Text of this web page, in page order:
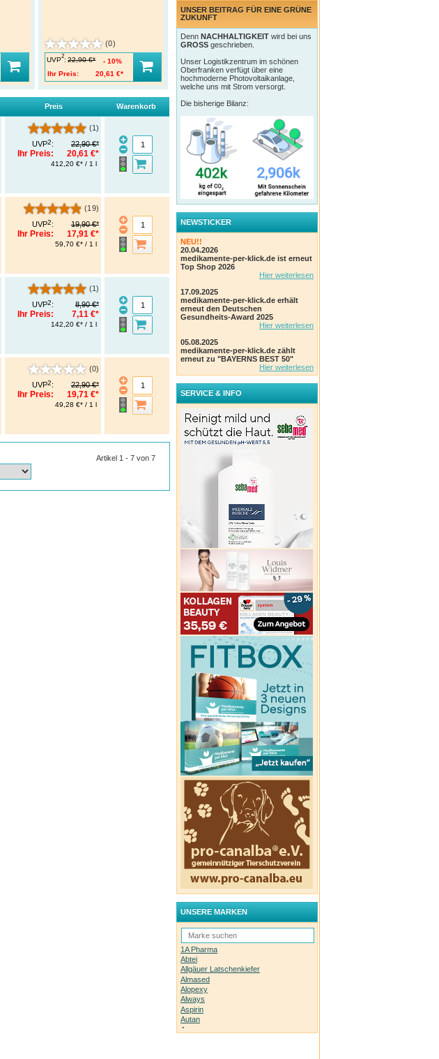
(0)
UVP
2
: 22,90 €*
Ihr Preis:
20,61 €*
10%
Preis Warenkorb
(1)
UVP2: 22,90 €*
Ihr Preis: 20,61 €*
412,20 €* / 1 l
(19)
UVP2: 19,90 €*
Ihr Preis: 17,91 €*
59,70 €* / 1 l
(1)
UVP2: 8,90 €*
Ihr Preis: 7,11 €*
142,20 €* / 1 l
(0)
UVP2: 22,90 €*
Ihr Preis: 19,71 €*
49,28 €* / 1 l
Artikel 1 - 7 von 7
UNSER BEITRAG FÜR EINE GRÜNE
ZUKUNFT
Denn NACHHALTIGKEIT wird bei uns
GROSS geschrieben.
Unser Logistikzentrum im schönen
Oberfranken verfügt über eine
hochmoderne Photovoltaikanlage,
welche uns mit Strom versorgt.
Die bisherige Bilanz:
NEWSTICKER
NEU!!
20.04.2026
medikamente-per-klick.de ist erneut
Top Shop 2026
Hier weiterlesen
17.09.2025
medikamente-per-klick.de erhält
erneut den Deutschen
Gesundheits-Award 2025
Hier weiterlesen
05.08.2025
medikamente-per-klick.de zählt
erneut zu "BAYERNS BEST 50"
Hier weiterlesen
SERVICE & INFO
UNSERE MARKEN
1A Pharma
Abtei
Allgäuer Latschenkiefer
Almased
Alopexy
Always
Aspirin
Autan
Avene